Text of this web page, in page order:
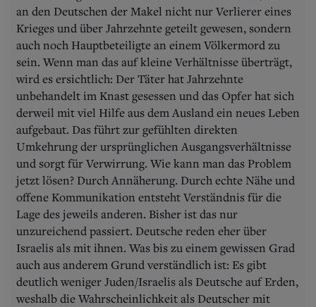
an den Deutschen der Makel nicht nur Verlierer eines
Krieges und über Jahrzehnte geteilt gewesen, sondern
auch noch Hauptbeteiligte an einem Völkermord zu
sein. Wenn man das auf kleine Verhältnisse überträgt,
wird es ersichtlich: Der Täter hat Jahrzehnte
unbehandelt im Knast gesessen und das Opfer hat sich
derweil mit viel Hilfe aus dem Ausland ein neues Leben
aufgebaut. Das führt zur gefühlten direkten
Umkehrung der ursprünglichen Ausgangsverhältnisse
und sorgt für Verwirrung. Wie kann man das Problem
jetzt lösen? Durch Annäherung. Durch echte Nähe und
offene Kommunikation entsteht Verständnis für die
Lage des jeweils anderen. Bisher ist das nur
unzureichend passiert. Deutsche reden eher über
Israelis als mit ihnen. Was bis zu einem gewissen Grad
auch aus anderem Grund verständlich ist: Es gibt
deutlich weniger Juden/Israelis als Deutsche auf Erden,
weshalb die Wahrscheinlichkeit als Deutscher mit